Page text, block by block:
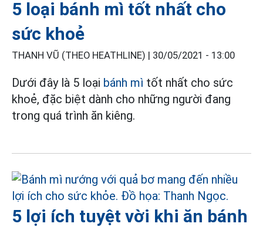
5 loại bánh mì tốt nhất cho
sức khoẻ
THANH VŨ (THEO HEATHLINE) | 30/05/2021 - 13:00
Dưới đây là 5 loại bánh mì tốt nhất cho sức
khoẻ, đặc biệt dành cho những người đang
trong quá trình ăn kiêng.
5 lợi ích tuyệt vời khi ăn bánh